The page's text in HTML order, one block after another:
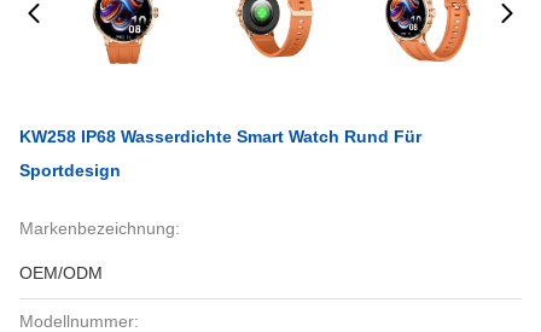
KW258 IP68 Wasserdichte Smart Watch Rund Für
Sportdesign
Markenbezeichnung:
OEM/ODM
Modellnummer: